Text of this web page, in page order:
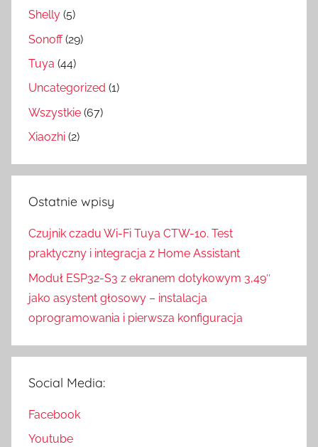
Shelly (5)
Sonoff(29)
Tuya (44)
Uncategorized (1)
Wszystkie (67)
Xiaozhi (2)
Ostatnie wpisy
Czujnik czadu Wi-Fi Tuya CTW-10. Test
praktyczny i integracja z Home Assistant
Moduł ESP32-S3 z ekranem dotykowym 3,49″
jako asystent głosowy – instalacja
oprogramowania i pierwsza konfiguracja
Social Media:
Facebook
Youtube